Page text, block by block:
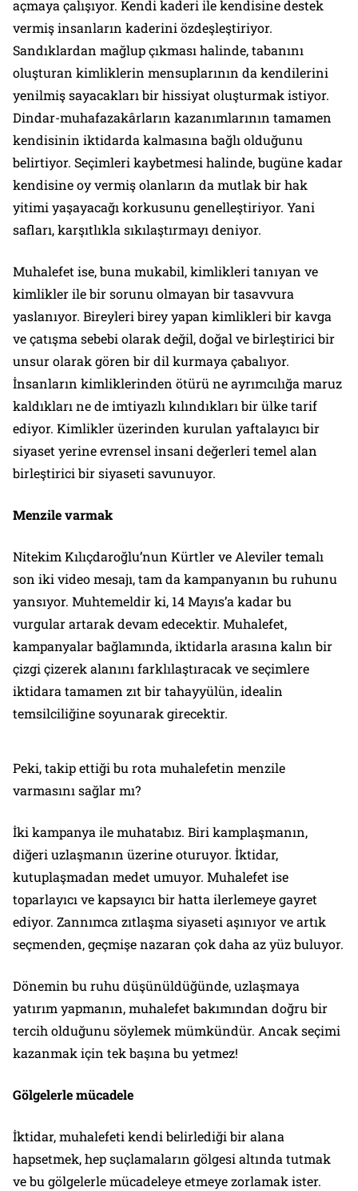
açmaya çalışıyor. Kendi kaderi ile kendisine destek
vermiş insanların kaderini özdeşleştiriyor.
Sandıklardan mağlup çıkması halinde, tabanını
oluşturan kimliklerin mensuplarının da kendilerini
yenilmiş sayacakları bir hissiyat oluşturmak istiyor.
Dindar-muhafazakârların kazanımlarının tamamen
kendisinin iktidarda kalmasına bağlı olduğunu
belirtiyor. Seçimleri kaybetmesi halinde, bugüne kadar
kendisine oy vermiş olanların da mutlak bir hak
yitimi yaşayacağı korkusunu genelleştiriyor. Yani
safları, karşıtlıkla sıkılaştırmayı deniyor.
Muhalefet ise, buna mukabil, kimlikleri tanıyan ve
kimlikler ile bir sorunu olmayan bir tasavvura
yaslanıyor. Bireyleri birey yapan kimlikleri bir kavga
ve çatışma sebebi olarak değil, doğal ve birleştirici bir
unsur olarak gören bir dil kurmaya çabalıyor.
İnsanların kimliklerinden ötürü ne ayrımcılığa maruz
kaldıkları ne de imtiyazlı kılındıkları bir ülke tarif
ediyor. Kimlikler üzerinden kurulan yaftalayıcı bir
siyaset yerine evrensel insani değerleri temel alan
birleştirici bir siyaseti savunuyor.
Menzile varmak
Nitekim Kılıçdaroğlu’nun Kürtler ve Aleviler temalı
son iki video mesajı, tam da kampanyanın bu ruhunu
yansıyor. Muhtemeldir ki, 14 Mayıs’a kadar bu
vurgular artarak devam edecektir. Muhalefet,
kampanyalar bağlamında, iktidarla arasına kalın bir
çizgi çizerek alanını farklılaştıracak ve seçimlere
iktidara tamamen zıt bir tahayyülün, idealin
temsilciliğine soyunarak girecektir.
Peki, takip ettiği bu rota muhalefetin menzile
varmasını sağlar mı?
İki kampanya ile muhatabız. Biri kamplaşmanın,
diğeri uzlaşmanın üzerine oturuyor. İktidar,
kutuplaşmadan medet umuyor. Muhalefet ise
toparlayıcı ve kapsayıcı bir hatta ilerlemeye gayret
ediyor. Zannımca zıtlaşma siyaseti aşınıyor ve artık
seçmenden, geçmişe nazaran çok daha az yüz buluyor.
Dönemin bu ruhu düşünüldüğünde, uzlaşmaya
yatırım yapmanın, muhalefet bakımından doğru bir
tercih olduğunu söylemek mümkündür. Ancak seçimi
kazanmak için tek başına bu yetmez!
Gölgelerle mücadele
İktidar, muhalefeti kendi belirlediği bir alana
hapsetmek, hep suçlamaların gölgesi altında tutmak
ve bu gölgelerle mücadeleye etmeye zorlamak ister.